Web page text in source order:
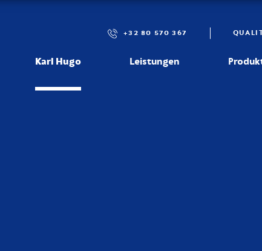
+32 80 570 367
Karl Hugo Leistungen